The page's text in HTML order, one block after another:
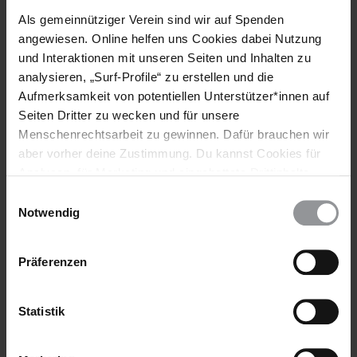
Als gemeinnütziger Verein sind wir auf Spenden
angewiesen. Online helfen uns Cookies dabei Nutzung
und Interaktionen mit unseren Seiten und Inhalten zu
analysieren, „Surf-Profile“ zu erstellen und die
Aufmerksamkeit von potentiellen Unterstützer*innen auf
Seiten Dritter zu wecken und für unsere
Menschenrechtsarbeit zu gewinnen. Dafür brauchen wir
aber vorher deine Zustimmung. Du kannst Cookies für
wieder ändern. Diesen Banner kannst Du über den Link
Notwendig
Präferenzen
Statistik
Europa Und Zentralasien
Themen
Flüchtlinge & Asyl